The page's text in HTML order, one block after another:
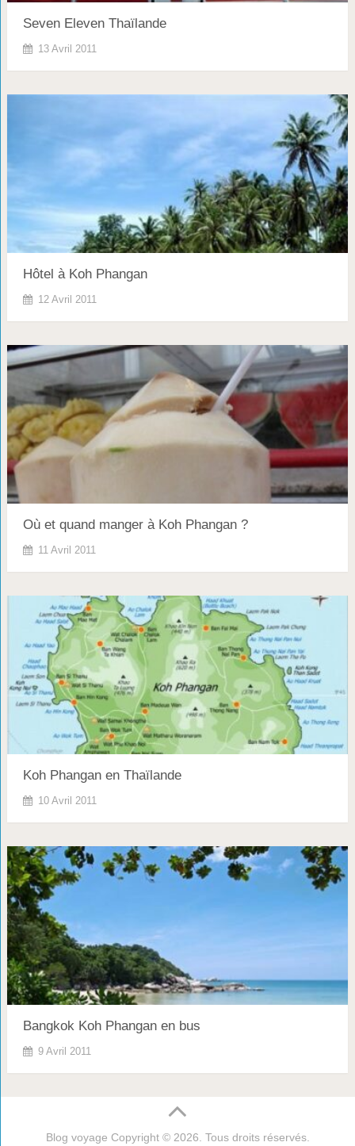
Seven Eleven Thaïlande
13 Avril 2011
Hôtel à Koh Phangan
12 Avril 2011
Où et quand manger à Koh Phangan ?
11 Avril 2011
Koh Phangan en Thaïlande
10 Avril 2011
Bangkok Koh Phangan en bus
9 Avril 2011
Blog voyage Copyright © 2026. Tous droits réservés.